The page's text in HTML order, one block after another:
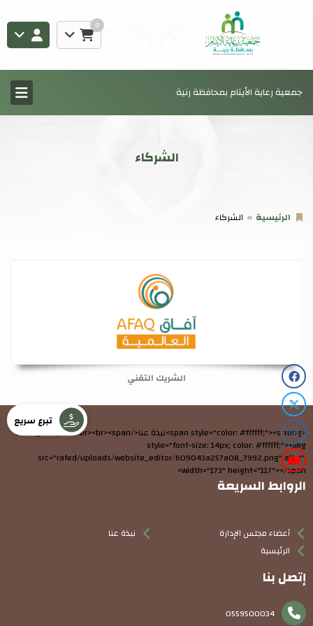
0
جمعية رعاية الأيتام بمحافظة رنية
الشركاء
الرئيسية الشركاء
الشريك التقني
<span style="color: #ffffff;"><strong>نبذة عنا</strong></span><br><br><span
style="font-size: 14px; color: #ffffff;"><img
src="rafed/uploads/website_editor/609043a257a08_7992.png" alt=""
width="173" height="117"></span>
الروابط السريعة
أعضاء مجلس الإدارة
الرئيسية
نبذة عنا
إتصل بنا
0559500034
تبرع سريع